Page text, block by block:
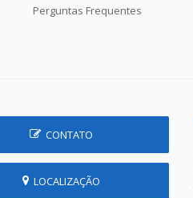
Perguntas Frequentes
CONTATO
LOCALIZAÇÃO